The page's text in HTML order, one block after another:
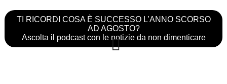
TI RICORDI COSA È SUCCESSO L’ANNO SCORSO
AD AGOSTO?
Ascolta il podcast con le notizie da non dimenticare